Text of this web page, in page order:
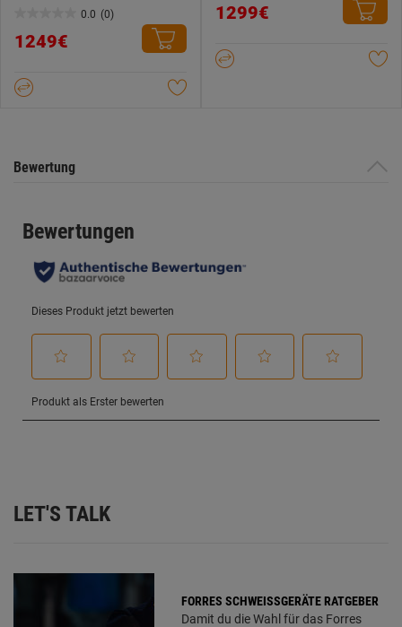
0.0 (0)
von
Sternen.
1249€
von
Sternen.
1299€
Bewertung
LET'S TALK
FORRES SCHWEISSGERÄTE RATGEBER
Damit du die Wahl für das Forres